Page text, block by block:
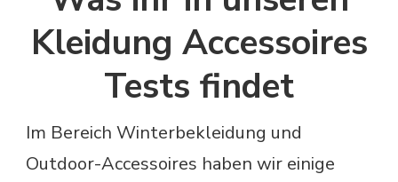
Kleidung Accessoires
Tests findet
Im Bereich Winterbekleidung und
Outdoor-Accessoires haben wir einige